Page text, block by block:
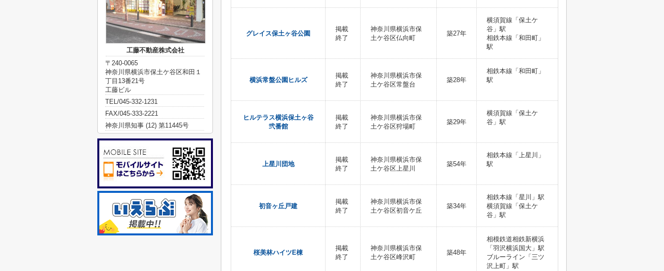
グレイス保土ヶ谷公園
掲載
終了
神奈川県横浜市保
土ケ谷区仏向町
築27年
横須賀線「保土ケ
谷」駅
相鉄本線「和田町」
駅
横浜常盤公園ヒルズ
掲載
終了
神奈川県横浜市保
土ケ谷区常盤台
築28年
相鉄本線「和田町」
駅
ヒルテラス横浜保土ヶ谷
弐番館
掲載
終了
神奈川県横浜市保
土ケ谷区狩場町
築29年
横須賀線「保土ケ
谷」駅
上星川団地
掲載
終了
神奈川県横浜市保
土ケ谷区上星川
築54年
相鉄本線「上星川」
駅
初音ヶ丘戸建
掲載
終了
神奈川県横浜市保
土ケ谷区初音ケ丘
築34年
相鉄本線「星川」駅
横須賀線「保土ケ
谷」駅
桜美林ハイツE棟
掲載
終了
神奈川県横浜市保
土ケ谷区峰沢町
築48年
相模鉄道相鉄新横浜
「羽沢横浜国大」駅
ブルーライン「三ツ
沢上町」駅
工藤不動産株式会社
〒240-0065
神奈川県横浜市保土ケ谷区和田１
丁目13番21号
工藤ビル
TEL/045-332-1231
FAX/045-333-2221
神奈川県知事 (12) 第11445号